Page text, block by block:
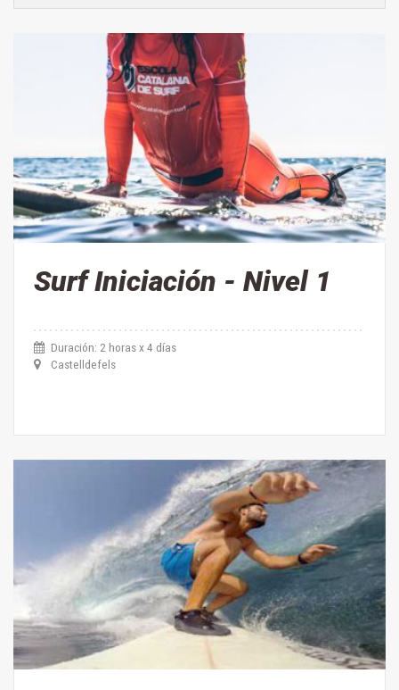
CLASES DE SURF
CASALES DE VERANO
PADDLE SURF
KAYAK
SURFSKATE
SURF ADAPTADO
YOGA
Surf Iniciación - Nivel 1
Duración: 2 horas x 4 días
Castelldefels